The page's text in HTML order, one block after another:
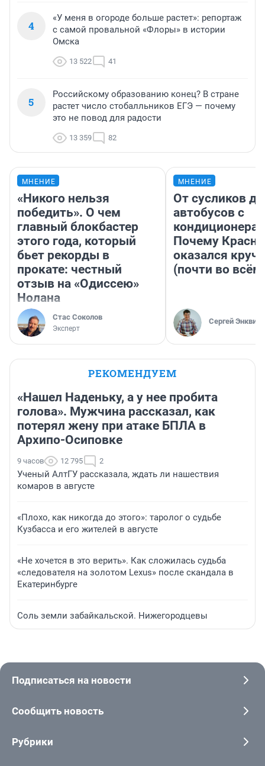
4
«У меня в огороде больше растет»: репортаж
с самой провальной «Флоры» в истории
Омска
13 522 41
5
Российскому образованию конец? В стране
растет число стобалльников ЕГЭ — почему
это не повод для радости
13 359 82
МНЕНИЕ
«Никого нельзя
победить». О чем
главный блокбастер
этого года, который
бьет рекорды в
прокате: честный
отзыв на «Одиссею»
Нолана
Стас Соколов
Эксперт
МНЕНИЕ
От сусликов до
автобусов с
Почему
оказался
(почти во
Сергей Энквист
РЕКОМЕНДУЕМ
«Нашел Наденьку, а у нее пробита
голова». Мужчина рассказал, как
потерял жену при атаке БПЛА в
Архипо-Осиповке
9 часов 12 795 2
Ученый АлтГУ рассказала, ждать ли нашествия
комаров в августе
«Плохо, как никогда до этого»: таролог о судьбе
Кузбасса и его жителей в августе
«Не хочется в это верить». Как сложилась судьба
«следователя на золотом Lexus» после скандала в
Екатеринбурге
Соль земли забайкальской. Нижегородцевы
Подписаться на новости
Сообщить новость
Рубрики